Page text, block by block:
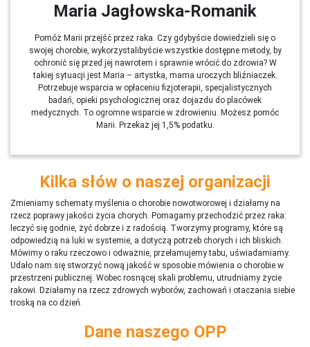
Maria Jagłowska-Romanik
Pomóż Marii przejść przez raka. Czy gdybyście dowiedzieli się o
swojej chorobie, wykorzystalibyście wszystkie dostępne metody, by
ochronić się przed jej nawrotem i sprawnie wrócić do zdrowia? W
takiej sytuacji jest Maria – artystka, mama uroczych bliźniaczek.
Potrzebuje wsparcia w opłaceniu fizjoterapii, specjalistycznych
badań, opieki psychologicznej oraz dojazdu do placówek
medycznych. To ogromne wsparcie w zdrowieniu. Możesz pomóc
Marii. Przekaż jej 1,5% podatku.
Kilka słów o naszej organizacji
Zmieniamy schematy myślenia o chorobie nowotworowej i działamy na
rzecz poprawy jakości życia chorych. Pomagamy przechodzić przez raka:
leczyć się godnie, żyć dobrze i z radością. Tworzymy programy, które są
odpowiedzią na luki w systemie, a dotyczą potrzeb chorych i ich bliskich.
Mówimy o raku rzeczowo i odważnie, przełamujemy tabu, uświadamiamy.
Udało nam się stworzyć nową jakość w sposobie mówienia o chorobie w
przestrzeni publicznej. Wobec rosnącej skali problemu, utrudniamy życie
rakowi. Działamy na rzecz zdrowych wyborów, zachowań i otaczania siebie
troską na co dzień.
Dane naszego OPP